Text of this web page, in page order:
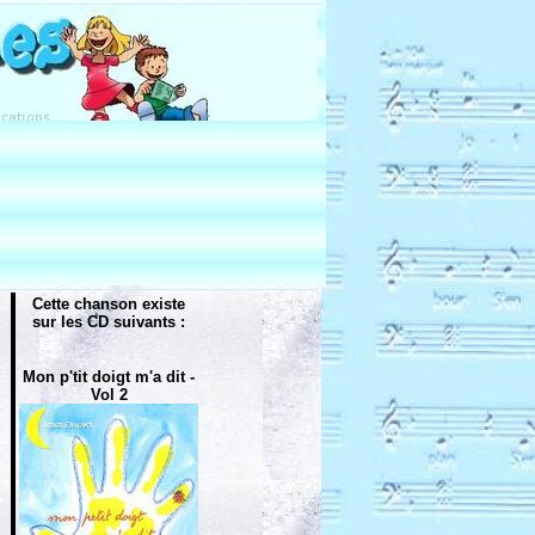
Cette chanson existe
sur les CD suivants :
Mon p'tit doigt m'a dit -
Vol 2